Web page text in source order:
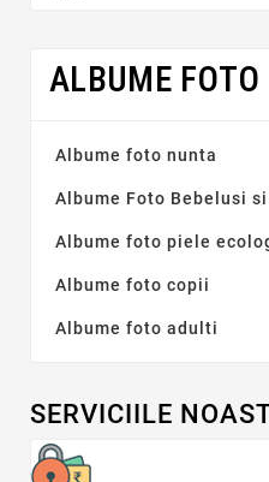
ALBUME FOTO
Albume foto nunta
Albume Foto Bebelusi
Albume foto piele
Albume foto copii
Albume foto adulti
SERVICIILE